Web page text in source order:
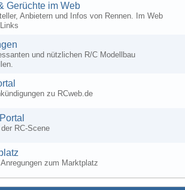
Gerüchte im Web
Anbietern und Infos von Rennen. Im Web
und nützlichen R/C Modellbau
zu RCweb.de
RC-Scene
zum Marktplatz